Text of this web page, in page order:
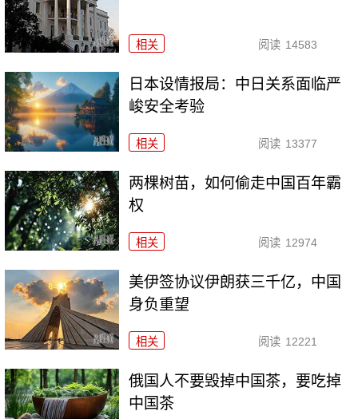
相关 阅读 14583
日本设情报局：中日关系面临严
峻安全考验
相关 阅读 13377
两棵树苗，如何偷走中国百年霸
权
相关 阅读 12974
美伊签协议伊朗获三千亿，中国
身负重望
相关 阅读 12221
俄国人不要毁掉中国茶，要吃掉
中国茶